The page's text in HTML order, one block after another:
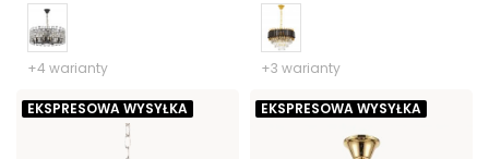
+4 warianty +3 warianty
EKSPRESOWA WYSYŁKA EKSPRESOWA WYSYŁKA